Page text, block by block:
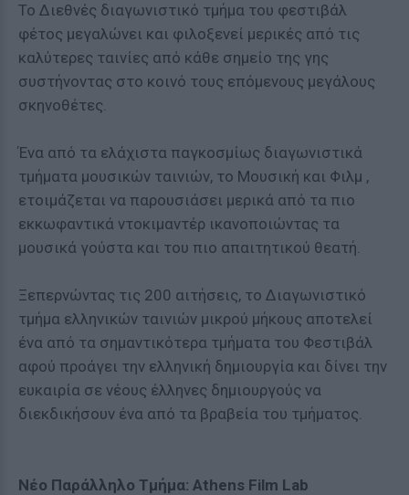
Το Διεθνές διαγωνιστικό τμήμα του φεστιβάλ
φέτος μεγαλώνει και φιλοξενεί μερικές από τις
καλύτερες ταινίες από κάθε σημείο της γης
συστήνοντας στο κοινό τους επόμενους μεγάλους
σκηνοθέτες.
Ένα από τα ελάχιστα παγκοσμίως διαγωνιστικά
τμήματα μουσικών ταινιών, το Μουσική και Φιλμ ,
ετοιμάζεται να παρουσιάσει μερικά από τα πιο
εκκωφαντικά ντοκιμαντέρ ικανοποιώντας τα
μουσικά γούστα και του πιο απαιτητικού θεατή.
Ξεπερνώντας τις 200 αιτήσεις, το Διαγωνιστικό
τμήμα ελληνικών ταινιών μικρού μήκους αποτελεί
ένα από τα σημαντικότερα τμήματα του Φεστιβάλ
αφού προάγει την ελληνική δημιουργία και δίνει την
ευκαιρία σε νέους έλληνες δημιουργούς να
διεκδικήσουν ένα από τα βραβεία του τμήματος.
Νέο Παράλληλο Τμήμα: Athens Film Lab